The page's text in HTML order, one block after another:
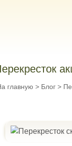
главную > Блог >